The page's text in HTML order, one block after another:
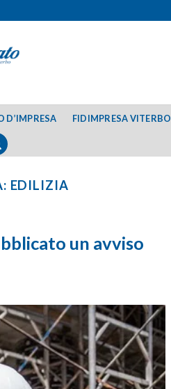
D’IMPRESA FIDIMPRESA VITERBO
EDILIZIA
un avviso